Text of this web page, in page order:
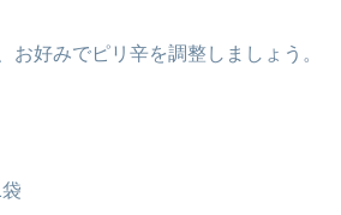
お好みでピリ辛を調整しましょう。